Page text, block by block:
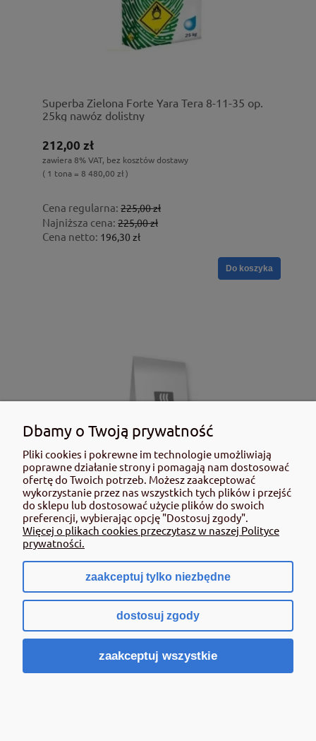
Superba Zielona Forte Yara Tera 8-11-35 op.
25kg nawóz dolistny
212,00 zł
zawiera 8% VAT, bez kosztów dostawy
( 1 tona = 8 480,00 zł )
Cena regularna: 225,00 zł
Najniższa cena: 225,00 zł
Cena netto: 196,30 zł
Do koszyka
Yara Tera Rexolin X60 op. 1 kg chelat żelaza
zawiera 8% VAT, bez kosztów dostawy
Cena netto:78,70 zł
Dbamy o Twoją prywatność
Pliki cookies i pokrewne im technologie umożliwiają
poprawne działanie strony i pomagają nam dostosować
ofertę do Twoich potrzeb. Możesz zaakceptować
wykorzystanie przez nas wszystkich tych plików i przejść
do sklepu lub dostosować użycie plików do swoich
preferencji, wybierając opcję "Dostosuj zgody".
Więcej o plikach cookies przeczytasz w naszej Polityce
prywatności.
zaakceptuj tylko niezbędne
dostosuj zgody
zaakceptuj wszystkie